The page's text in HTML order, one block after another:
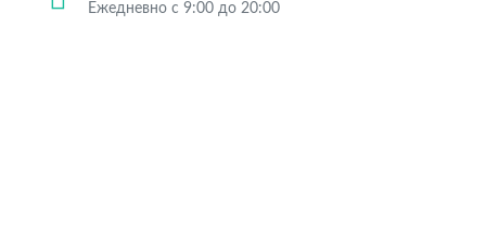
Ежедневно с 9:00 до 20:00